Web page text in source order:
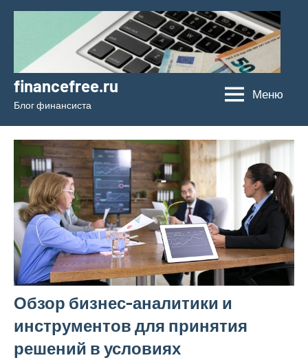
Перейти
содержимому
financefree.ru
Блог финансиста
Меню
Обзор бизнес-аналитики и
инструментов для принятия
решений в условиях